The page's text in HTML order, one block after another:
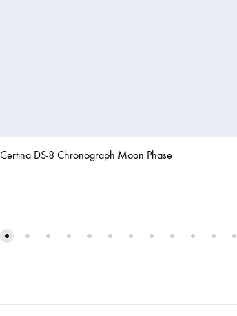
Certina DS-8 Chronograph Moon Phase